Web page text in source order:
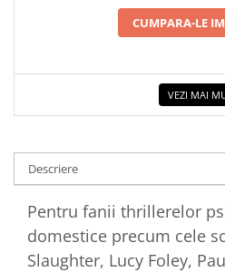
Dictionare
Legende istorice
Literatura Scolara
Elevi de 10 plus
Lecturi Scolare
Lumea Copilariei
CUMPARA-LE
VEZI MAI
Descriere
Pentru fanii thrillerelor
domestice precum cele
Slaughter, Lucy Foley,